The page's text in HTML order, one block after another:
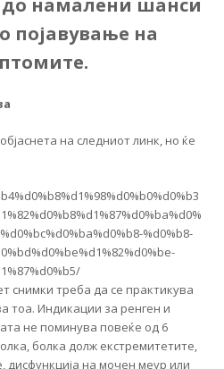
до намалени шанси
појавување на
на следниот линк, но ќе
%d0%b8-
снимки треба да се практикува
тоа. Индикации за ренген и
не поминува повеќе од 6
болка долж екстремитетите,
дисфункција на мочен меур или